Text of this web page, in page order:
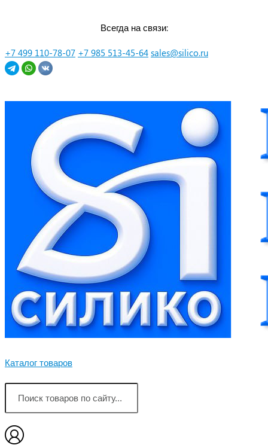
Всегда на связи:
+7 499 110-78-07 +7 985 513-45-64 sales@silico.ru
Каталог товаров